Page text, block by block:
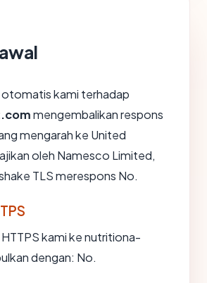
otomatis kami terhadap
mengembalikan respons
mengarah ke United
oleh Namesco Limited,
TLS merespons No.
kami ke nutritiona-
dengan: No.